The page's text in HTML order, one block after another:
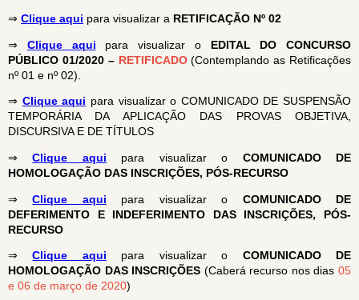
⇒ Clique aqui para visualizar a RETIFICAÇÃO Nº 02
⇒ Clique aqui para visualizar o EDITAL DO CONCURSO
PÚBLICO 01/2020 – RETIFICADO (Contemplando as Retificações
nº 01 e nº 02).
⇒ Clique aqui para visualizar o COMUNICADO DE SUSPENSÃO
TEMPORÁRIA DA APLICAÇÃO DAS PROVAS OBJETIVA,
DISCURSIVA E DE TÍTULOS
⇒Clique aqui para visualizar o COMUNICADO DE
HOMOLOGAÇÃO DAS INSCRIÇÕES, PÓS-RECURSO
⇒Clique aqui para visualizar o COMUNICADO DE
DEFERIMENTO E INDEFERIMENTO DAS INSCRIÇÕES, PÓS-
RECURSO
⇒Clique aqui para visualizar o COMUNICADO DE
HOMOLOGAÇÃO DAS INSCRIÇÕES (Caberá recurso nos dias 05
e 06 de março de 2020)